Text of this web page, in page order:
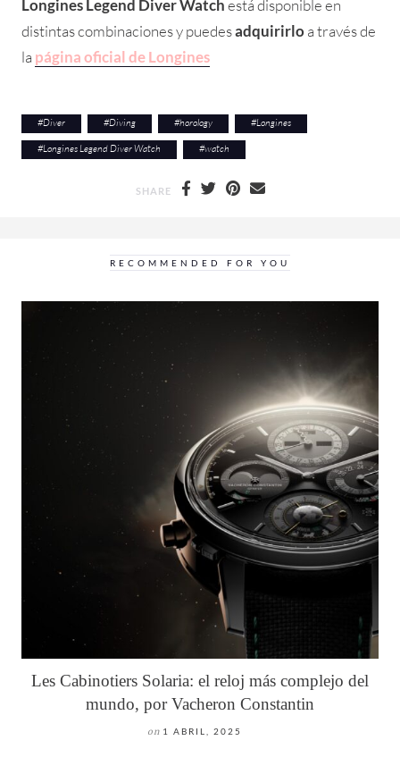
Longines Legend Diver Watchestá disponible en
distintas combinaciones y puedesadquirirlo a través de
la página oficial de Longines
#Diver #Diving #horology #Longines
#Longines Legend Diver Watch #watch
SHARE
RECOMMENDED FOR YOU
Les Cabinotiers Solaria: el reloj más complejo del
mundo, por Vacheron Constantin
on 1 ABRIL, 2025